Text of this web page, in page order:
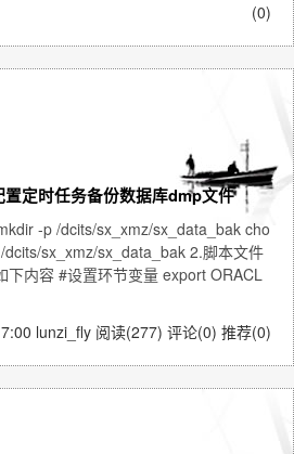
(0)
定时任务备份数据库dmp文件
-p /dcits/sx_xmz/sx_data_bak cho
sx_xmz/sx_data_bak 2.脚本文件
下内容 #设置环节变量 export ORACL
lunzi_fly 阅读(277) 评论(0) 推荐(0)